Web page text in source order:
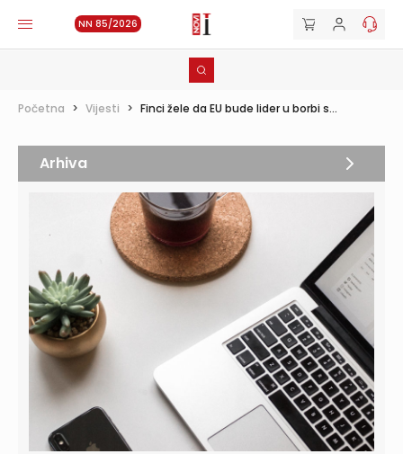
NN 85/2026
Početna > Vijesti > Finci žele da EU bude lider u borbi s...
Arhiva